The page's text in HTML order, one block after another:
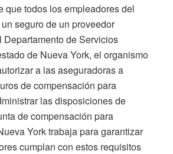
que todos los empleadores del
seguro de un proveedor
Departamento de Servicios
de Nueva York, el organismo
a las aseguradoras a
de compensación para
las disposiciones de
de compensación para
York trabaja para garantizar
cumplan con estos requisitos